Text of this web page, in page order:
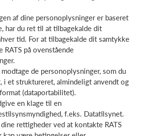
af dine personoplysninger er baseret
har du ret til at tilbagekalde dit
tid. For at tilbagekalde dit samtykke
RATS på ovenstående
de personoplysninger, som du
i et struktureret, almindeligt anvendt og
(dataportabilitet).
en klage til en
f.eks. Datatilsynet.
rettigheder ved at kontakte RATS